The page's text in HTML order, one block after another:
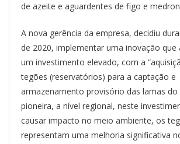
de azeite e aguardentes de figo e
A nova gerência da empresa, decidiu
de 2020, implementar uma inovação que
um investimento elevado, com a
tegões (reservatórios) para a captação e
armazenamento provisório das lamas do
pioneira, a nível regional, neste
causar impacto no meio ambiente, os
representam uma melhoria significativa